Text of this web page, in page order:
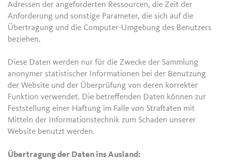
Adressen der angeforderten Ressourcen, die Zeit der
Anforderung und sonstige Parameter, die sich auf die
Übertragung und die Computer-Umgebung des Benutzers
beziehen.
Diese Daten werden nur für die Zwecke der Sammlung
anonymer statistischer Informationen bei der Benutzung
der Website und der Überprüfung von deren korrekter
Funktion verwendet. Die betreffenden Daten können zur
Feststellung einer Haftung im Falle von Straftaten mit
Mitteln der Informationstechnik zum Schaden unserer
Website benutzt werden.
Übertragung der Daten ins Ausland: